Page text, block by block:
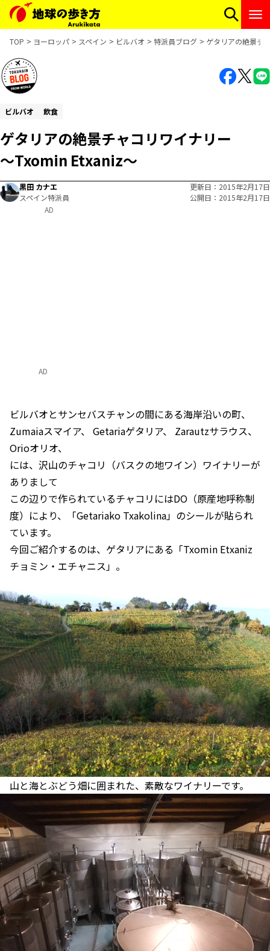
TOP ヨーロッパ スペイン ビルバオ 特派員ブログ ゲタリアの絶景
ビルバオ 飲食
ゲタリアの絶景チャコリワイナリー
～Txomin Etxaniz～
黒田 カナエ
スペイン特派員
更新日
2015年2月17日
公開日
2015年2月17日
AD
ビルバオとサンセバスチャンの間にある海岸沿いの町、
Zumaiaスマイア、 Getariaゲタリア、 Zarautzサラウス、
Orioオリオ、
には、沢山のチャコリ（バスクの地ワイン）ワイナリーが
ありまして
この辺りで作られているチャコリにはDO（原産地呼称制
度）により、「Getariako Txakolina」のシールが貼られ
ています。
今回ご紹介するのは、ゲタリアにある「Txomin Etxaniz
チョミン・エチャニス」。
山と海とぶどう畑に囲まれた、素敵なワイナリーです。
AD